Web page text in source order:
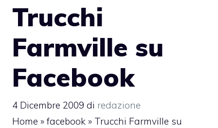
Trucchi
Farmville su
Facebook
4 Dicembre 2009 di redazione
Home » facebook » Trucchi Farmville su